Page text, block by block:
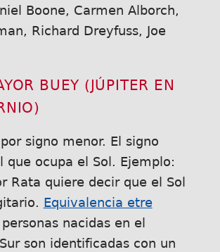
Boone, Carmen Alborch,
Richard Dreyfuss, Joe
BUEY (JÚPITER EN
signo menor. El signo
que ocupa el Sol. Ejemplo:
Rata quiere decir que el Sol
Equivalencia etre
nacidas en el
son identificadas con un